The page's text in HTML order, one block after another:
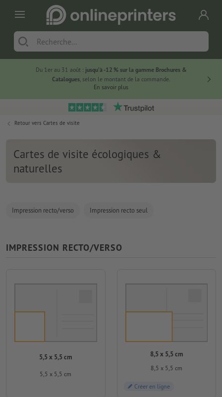
Du 1er au 31 août : jusqu’à -12 % sur la gamme Brochures &
Catalogues, selon le montant de la commande.
En savoir plus
Retour vers Cartes de visite
Cartes de visite écologiques &
naturelles
Impression recto/verso Impression recto seul
IMPRESSION RECTO/VERSO
5,5 x 5,5 cm
5,5 x 5,5 cm
8,5 x 5,5 cm
8,5 x 5,5 cm
Créer en ligne